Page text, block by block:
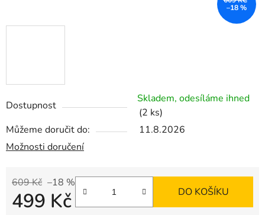
Dostupnost
Skladem, odesíláme ihned
(2 ks)
Můžeme doručit do:
11.8.2026
Možnosti doručení
609 Kč –18 %
499 Kč DO KOŠÍKU
–18 %